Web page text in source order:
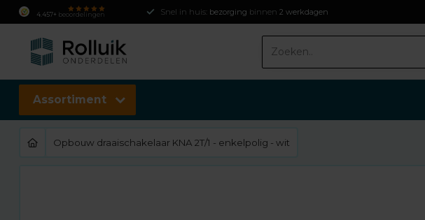
4.457+ beoordelingen Snel in huis: bezorging binnen 2 werkdagen
Assortiment
Opbouw draaischakelaar KNA 2T/1 - enkelpolig - wit